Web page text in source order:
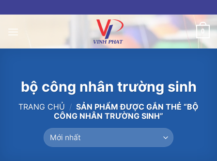
to
content
0
bộ công nhân trường sinh
TRANG CHỦ / SẢN PHẨM ĐƯỢC GẮN THẺ “BỘ
CÔNG NHÂN TRƯỜNG SINH”